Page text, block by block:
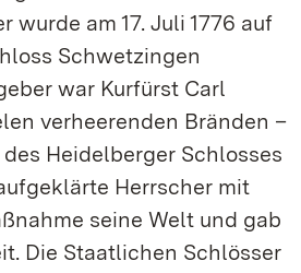
wurde am 17. Juli 1776 auf
Schwetzingen
war Kurfürst Carl
verheerenden Bränden –
Heidelberger Schlosses
Herrscher mit
seine Welt und gab
Die Staatlichen Schlösser